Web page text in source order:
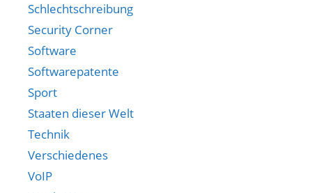
Schlechtschreibung
Security Corner
Software
Softwarepatente
Sport
Staaten dieser Welt
Technik
Verschiedenes
VoIP